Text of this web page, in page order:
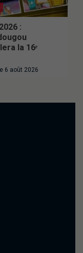
:
la 16ᵉ
6 août 2026